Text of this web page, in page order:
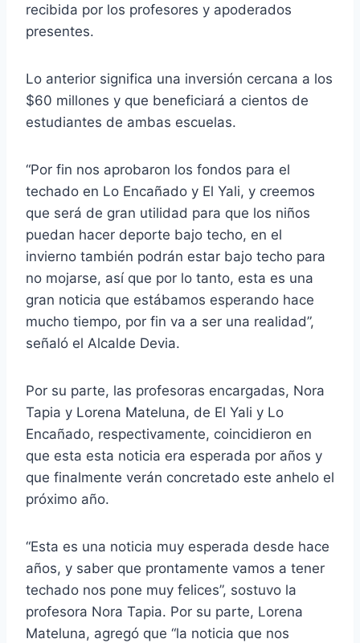
recibida por los profesores y apoderados
presentes.
Lo anterior significa una inversión cercana a los
$60 millones y que beneficiará a cientos de
estudiantes de ambas escuelas.
“Por fin nos aprobaron los fondos para el
techado en Lo Encañado y El Yali, y creemos
que será de gran utilidad para que los niños
puedan hacer deporte bajo techo, en el
invierno también podrán estar bajo techo para
no mojarse, así que por lo tanto, esta es una
gran noticia que estábamos esperando hace
mucho tiempo, por fin va a ser una realidad”,
señaló el Alcalde Devia.
Por su parte, las profesoras encargadas, Nora
Tapia y Lorena Mateluna, de El Yali y Lo
Encañado, respectivamente, coincidieron en
que esta esta noticia era esperada por años y
que finalmente verán concretado este anhelo el
próximo año.
“Esta es una noticia muy esperada desde hace
años, y saber que prontamente vamos a tener
techado nos pone muy felices”, sostuvo la
profesora Nora Tapia. Por su parte, Lorena
Mateluna, agregó que “la noticia que nos